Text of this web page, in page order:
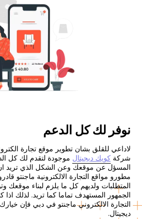
نوفر لك كل الدعم
لاداعي للقلق بشان تطوير موقع تجارة
شركةكويك ديجيتال موجودة لتقدم لك كل
المسؤل عن موقعك وعن الشكل الذي تريد
مطورو مواقع التجارة الالكترونية ماجنتو
المتطلبات ولديهم كل ما يلزم لبناء موقعك
الجمهور المستهدف تماما كما تريد. لذلك
التجارة الالكتروني ماجنتو في دبي فإن
ديجيتال.